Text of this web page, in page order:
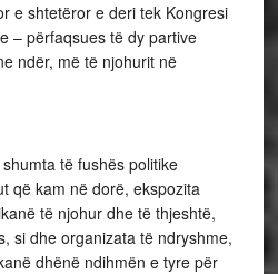
e shtetëror e deri tek Kongresi
– përfaqsues të dy partive
ndër, më të njohurit në
të fushës politike
që kam në dorë, ekspozita
të njohur dhe të thjeshtë,
si dhe organizata të ndryshme,
dhënë ndihmën e tyre për